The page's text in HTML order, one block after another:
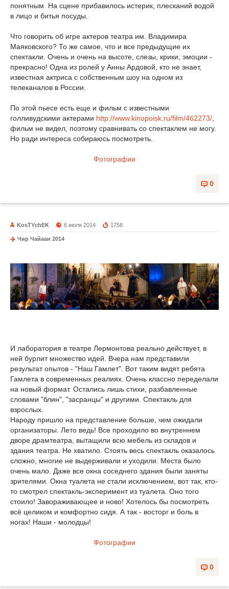
понятным. На сцене прибавилось истерик, плесканий водой
в лицо и битья посуды.
Что говорить об игре актеров театра им. Владимира
Маяковского? То же самое, что и все предыдущие их
спектакли. Очень и очень на высоте, слезы, крики, эмоции -
прекрасно! Одна из ролей у Анны Ардовой, кто не знает,
известная актриса с собственным шоу на одном из
телеканалов в России.
По этой пьесе есть еще и фильм с известными
голливудскими актерами http://www.kinopoisk.ru/film/462273/
фильм не видел, поэтому сравнивать со спектаклем не могу.
Но ради интереса собираюсь посмотреть.
Фотографии
0
KosTYchEK 6 июля 2014 1758
Чир Чайаан 2014
И лаборатория в театре Лермонтова реально действует, в
ней бурлит множество идей. Вчера нам представили
результат опытов - "Наш Гамлет". Вот таким видят ребята
Гамлета в современных реалиях. Очень классно переделали
на новый формат. Остались лишь стихи, разбавленные
словами "блин", "засранцы" и другими. Спектакль для
взрослых.
Народу пришло на представление больше, чем ожидали
организаторы. Лето ведь! Все проходило во внутреннем
дворе драмтеатра, вытащили всю мебель из складов и
здания театра. Не хватило. Стоять весь спектакль оказалось
сложно, многие не выдерживали и уходили. Места было
очень мало. Даже все окна соседнего здания были заняты
зрителями. Окна туалета не стали исключением, вот так, кто-
то смотрел спектакль-эксперимент из туалета. Оно того
стоило! Завораживающее и ново! Хотелось бы посмотреть
всё целиком и комфортно сидя. А так - восторг и боль в
ногах! Наши - молодцы!
Фотографии
0